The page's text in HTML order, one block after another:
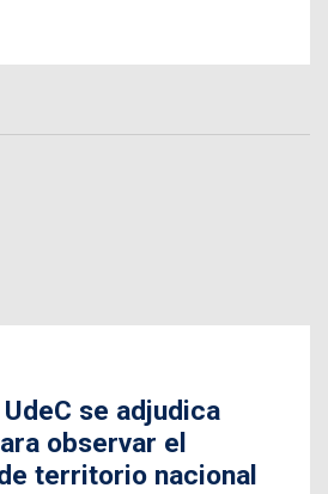
se adjudica
observar el
territorio nacional